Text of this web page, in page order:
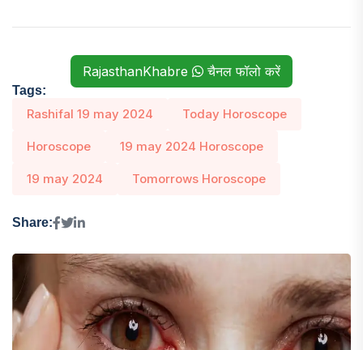
RajasthanKhabre चैनल फॉलो करें
Tags:
Rashifal 19 may 2024 Today Horoscope
Horoscope 19 may 2024 Horoscope
19 may 2024 Tomorrows Horoscope
Share: